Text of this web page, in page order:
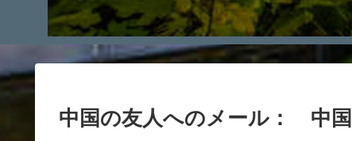
中国の友人へのメール： 中